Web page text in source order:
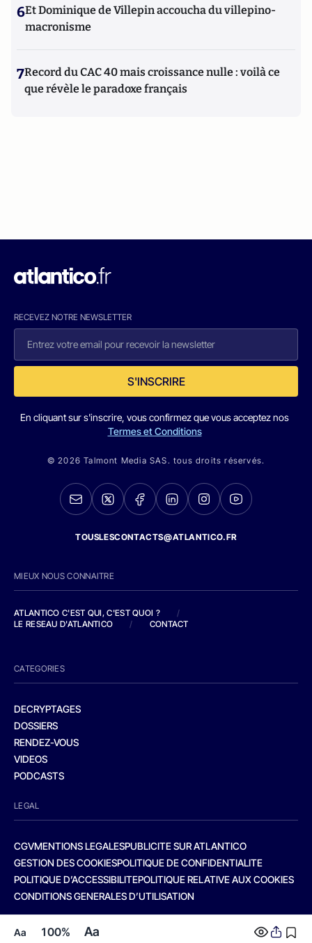
Aa 100% Aa
6Et Dominique de Villepin accoucha du villepino-
macronisme
7Record du CAC 40 mais croissance nulle : voilà ce
que révèle le paradoxe français
RECEVEZ NOTRE NEWSLETTER
S'INSCRIRE
En cliquant sur s'inscrire, vous confirmez que vous acceptez nos
Termes et Conditions
© 2026 Talmont Media SAS. tous droits réservés.
TOUSLESCONTACTS@ATLANTICO.FR
MIEUX NOUS CONNAITRE
ATLANTICO C'EST QUI, C'EST QUOI ?
/
LE RESEAU D'ATLANTICO
/ CONTACT
CATEGORIES
DECRYPTAGES
DOSSIERS
RENDEZ-VOUS
VIDEOS
PODCASTS
LEGAL
CGVMENTIONS LEGALESPUBLICITE SUR ATLANTICO
GESTION DES COOKIESPOLITIQUE DE CONFIDENTIALITE
POLITIQUE D’ACCESSIBILITEPOLITIQUE RELATIVE AUX COOKIES
CONDITIONS GENERALES D’UTILISATION